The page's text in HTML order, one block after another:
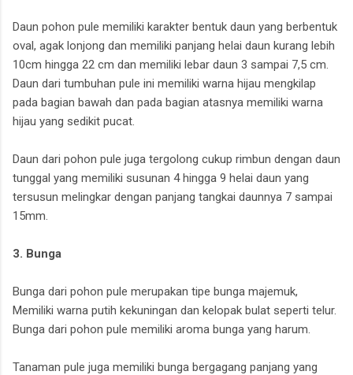
Daun pohon pule memiliki karakter bentuk daun yang berbentuk
oval, agak lonjong dan memiliki panjang helai daun kurang lebih
10cm hingga 22 cm dan memiliki lebar daun 3 sampai 7,5 cm.
Daun dari tumbuhan pule ini memiliki warna hijau mengkilap
pada bagian bawah dan pada bagian atasnya memiliki warna
hijau yang sedikit pucat.
Daun dari pohon pule juga tergolong cukup rimbun dengan daun
tunggal yang memiliki susunan 4 hingga 9 helai daun yang
tersusun melingkar dengan panjang tangkai daunnya 7 sampai
15mm.
3. Bunga
Bunga dari pohon pule merupakan tipe bunga majemuk,
Memiliki warna putih kekuningan dan kelopak bulat seperti telur.
Bunga dari pohon pule memiliki aroma bunga yang harum.
Tanaman pule juga memiliki bunga bergagang panjang yang